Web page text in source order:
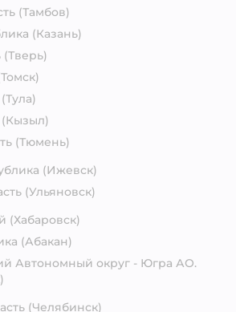
(Тамбов)
(Казань)
(Тверь)
(Тула)
(Кызыл)
(Тюмень)
(Ижевск)
(Ульяновск)
(Хабаровск)
(Абакан)
Автономный округ - Югра АО.
(Челябинск)